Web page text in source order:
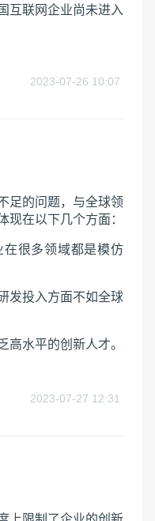
互联网企业尚未进入
2023-07-26 10:07
足的问题，与全球领
现在以下几个方面：
很多领域都是模仿
发投入方面不如全球
高水平的创新人才。
2023-07-27 12:31